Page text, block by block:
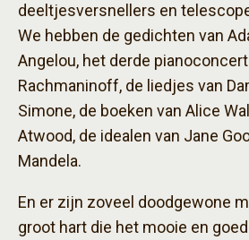
deeltjesversnellers en
We hebben de gedichten van
Angelou, het derde
Rachmaninoff, de liedjes van
Simone, de boeken van Alice
Atwood, de idealen van Jane
Mandela.
En er zijn zoveel doodgewone
groot hart die het mooie en